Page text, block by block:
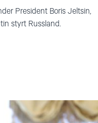
President Boris Jeltsin,
styrt Russland.